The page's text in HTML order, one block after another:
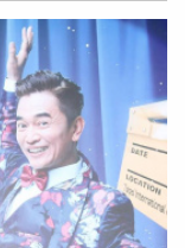
兒少性影像案件引
面曝光後，再度
我們與惡的距離
界批評，孟耿如
為傷害許多人，自
的發言，並強調不
諾關閉臉書及
潛反省。兩人的婚
成離婚，結束5年